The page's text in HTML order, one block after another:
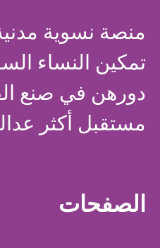
منصة نسوية
تمكين النساء
دورهن في صنع
مستقبل أكثر
الصفحات